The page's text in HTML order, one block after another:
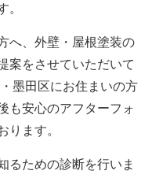
。
へ、外壁・屋根塗装の
案をさせていただいて
墨田区にお住まいの方
も安心のアフターフォ
ります。
るための診断を行いま